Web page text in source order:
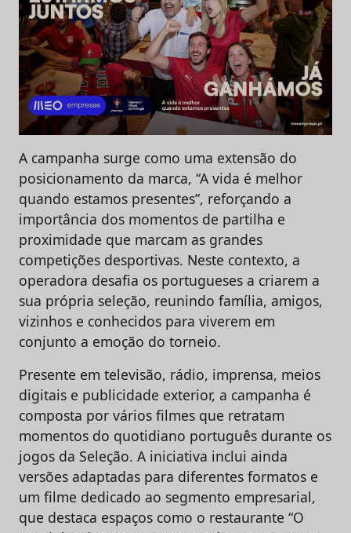
A campanha surge como uma extensão do
posicionamento da marca, “A vida é melhor
quando estamos presentes”, reforçando a
importância dos momentos de partilha e
proximidade que marcam as grandes
competições desportivas. Neste contexto, a
operadora desafia os portugueses a criarem a
sua própria seleção, reunindo família, amigos,
vizinhos e conhecidos para viverem em
conjunto a emoção do torneio.
Presente em televisão, rádio, imprensa, meios
digitais e publicidade exterior, a campanha é
composta por vários filmes que retratam
momentos do quotidiano português durante os
jogos da Seleção. A iniciativa inclui ainda
versões adaptadas para diferentes formatos e
um filme dedicado ao segmento empresarial,
que destaca espaços como o restaurante “O